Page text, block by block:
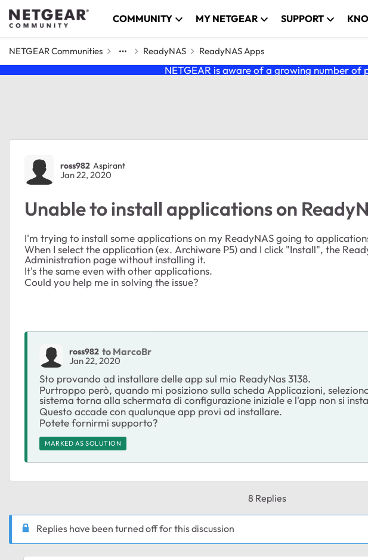
Skip to content COMMUNITY MY NETGEAR SUPPORT
NETGEAR Communities ReadyNAS ReadyNAS Apps
NETGEAR is aware of a growing number of
Forum Discussion
ross982 Aspirant
Jan 22, 2020
Unable to install applications on
I'm trying to install some applications on my ReadyNAS going to
When I select the application (ex. Archiware P5) and I click "Install", the
Administration page without installing it.
It's the same even with other applications.
Could you help me in solving the issue?
ross982 to MarcoBr
Jan 22, 2020
Sto provando ad installare delle app sul mio ReadyNas 3138.
Purtroppo però, quando mi posiziono sulla scheda Applicazioni,
sistema torna alla schermata di configurazione iniziale e l'app non si
Questo accade con qualunque app provi ad installare.
Potete fornirmi supporto?
MARKED AS SOLUTION
8 Replies
Replies have been turned off for this discussion